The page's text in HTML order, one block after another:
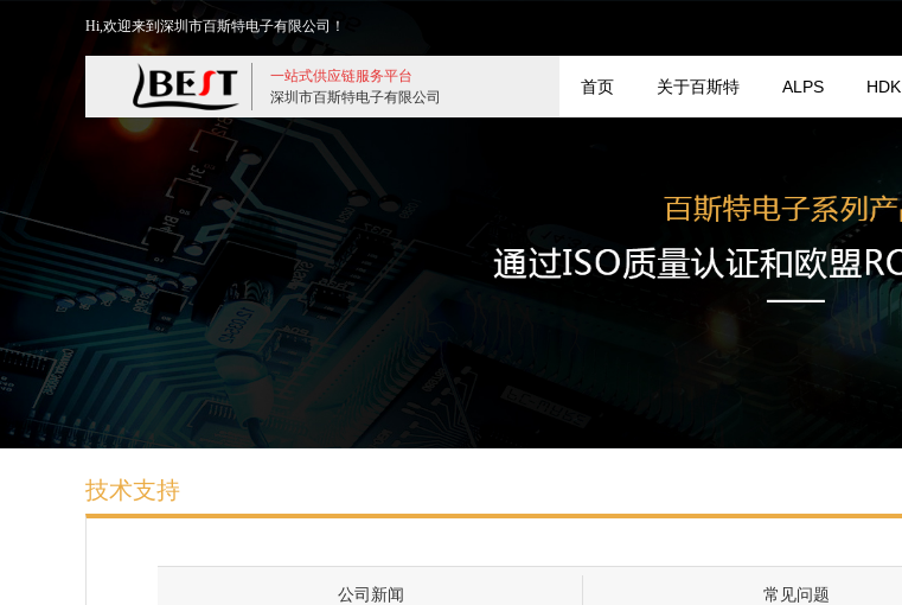
Hi,欢迎来到深圳市百斯特电子有限公司！
一站式供应链服务平台
深圳市百斯特电子有限公司
首页 关于百斯特 ALPS HDK
技术支持
公司新闻 常见问题